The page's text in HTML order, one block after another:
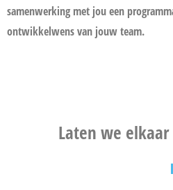
samenwerking met jou een
ontwikkelwens van jouw team.
Laten we